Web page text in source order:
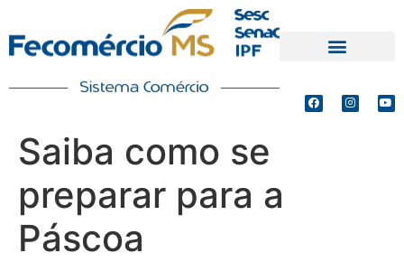
Saiba como se
preparar para a
Páscoa